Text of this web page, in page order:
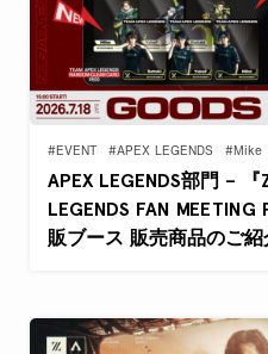
#EVENT #APEX LEGENDS #Mike
APEX LEGENDS部門 – 『
LEGENDS FAN
販ブース 販売商品のご紹